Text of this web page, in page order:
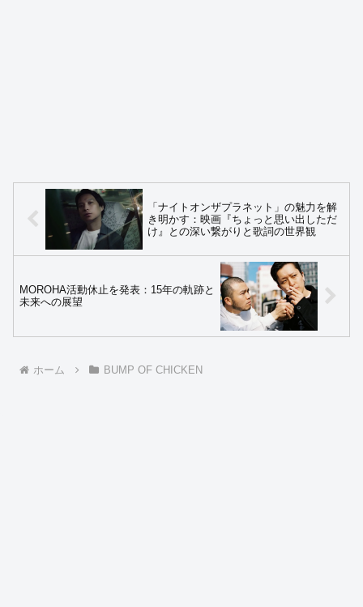
「ナイトオンザプラネット」の魅力を解
き明かす：映画『ちょっと思い出しただ
け』との深い繋がりと歌詞の世界観
MOROHA活動休止を発表：15年の軌跡と
未来への展望
ホーム BUMP OF CHICKEN